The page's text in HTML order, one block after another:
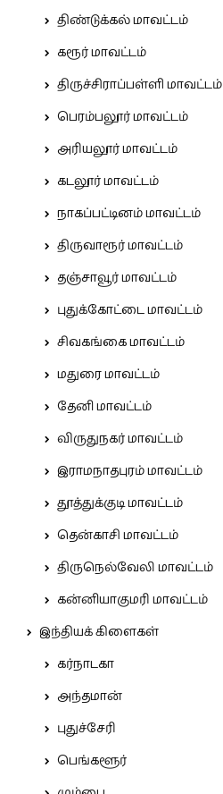
திண்டுக்கல் மாவட்டம்
கரூர் மாவட்டம்
திருச்சிராப்பள்ளி மாவட்டம்
பெரம்பலூர் மாவட்டம்
அரியலூர் மாவட்டம்
கடலூர் மாவட்டம்
நாகப்பட்டினம் மாவட்டம்
திருவாரூர் மாவட்டம்
தஞ்சாவூர் மாவட்டம்
புதுக்கோட்டை மாவட்டம்
சிவகங்கை மாவட்டம்
மதுரை மாவட்டம்
தேனி மாவட்டம்
விருதுநகர் மாவட்டம்
இராமநாதபுரம் மாவட்டம்
தூத்துக்குடி மாவட்டம்
தென்காசி மாவட்டம்
திருநெல்வேலி மாவட்டம்
கன்னியாகுமரி மாவட்டம்
இந்தியக் கிளைகள்
கர்நாடகா
அந்தமான்
புதுச்சேரி
பெங்களூர்